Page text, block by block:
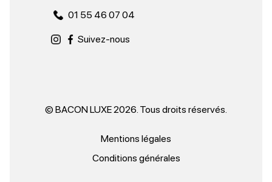
01 55 46 07 04
Suivez-nous
© BACON LUXE 2026. Tous droits réservés.
Mentions légales
Conditions générales